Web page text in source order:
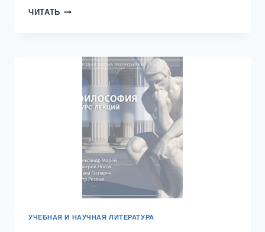
ЧИТАТЬ 8.1
ТЕРМИНЫ:
СЕМАНТИКИ
ПРАГМАТИКУ
УЧЕБНАЯ И НАУЧНАЯ ЛИТЕРАТУРА